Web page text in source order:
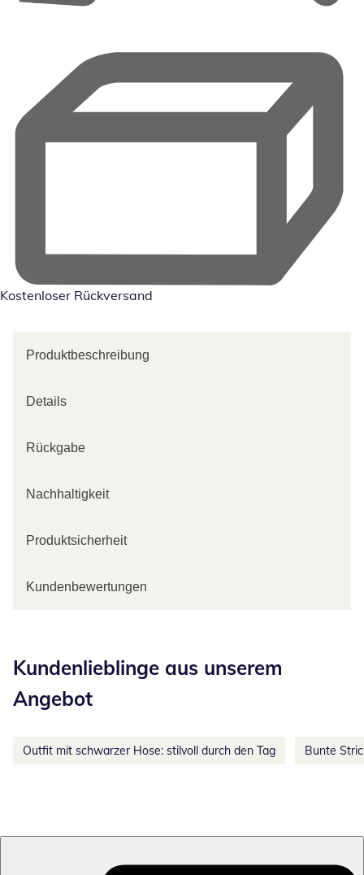
Kostenloser Rückversand
Produktbeschreibung
Details
Rückgabe
Nachhaltigkeit
Produktsicherheit
Kundenbewertungen
Kundenlieblinge aus unserem
Angebot
Outfit mit schwarzer Hose: stilvoll durch den Tag Bunte